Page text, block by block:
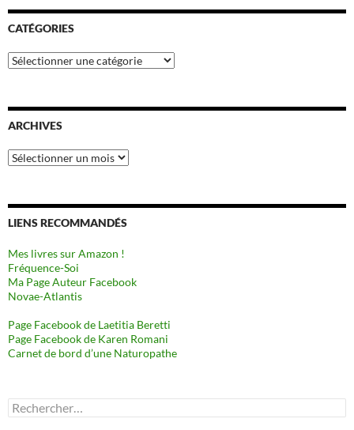
CATÉGORIES
Catégories
ARCHIVES
Archives
LIENS RECOMMANDÉS
Mes livres sur Amazon !
Fréquence-Soi
Ma Page Auteur Facebook
Novae-Atlantis
Page Facebook de Laetitia Beretti
Page Facebook de Karen Romani
Carnet de bord d’une Naturopathe
Rechercher :